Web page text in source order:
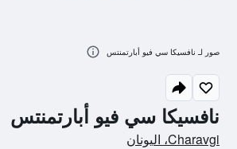
نافسيكا سي فيو أبارتمنتس
تقييم فئة 0
Charavgi، اليونان
صور لـ نافسيكا سي فيو أبارتمنتس